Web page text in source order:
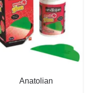
Anatolian